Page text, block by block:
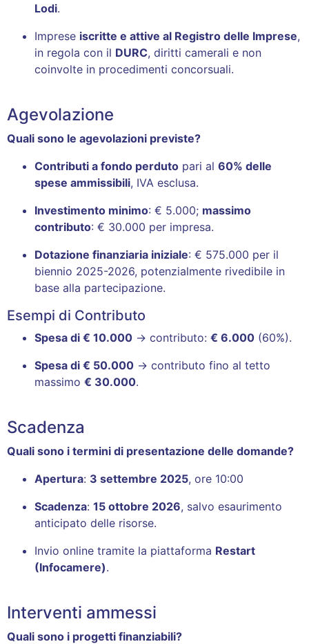
Lodi.
Imprese iscritte e attive al Registro delle Imprese,
in regola con il DURC, diritti camerali e non
coinvolte in procedimenti concorsuali.
Agevolazione
Quali sono le agevolazioni previste?
Contributi a fondo perduto pari al 60% delle
spese ammissibili, IVA esclusa.
Investimento minimo: € 5.000; massimo
contributo: € 30.000 per impresa.
Dotazione finanziaria iniziale: € 575.000 per il
biennio 2025-2026, potenzialmente rivedibile in
base alla partecipazione.
Esempi di Contributo
Spesa di € 10.000 → contributo: € 6.000 (60%).
Spesa di € 50.000 → contributo fino al tetto
massimo € 30.000.
Scadenza
Quali sono i termini di presentazione delle domande?
Apertura: 3 settembre 2025, ore 10:00
Scadenza: 15 ottobre 2026, salvo esaurimento
anticipato delle risorse.
Invio online tramite la piattaforma Restart
(Infocamere).
Interventi ammessi
Quali sono i progetti finanziabili?